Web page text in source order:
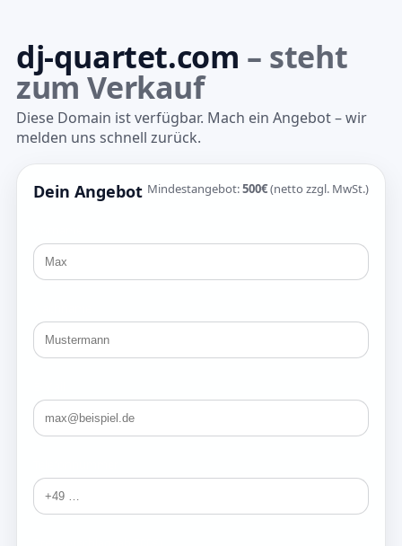
dj-quartet.com – steht
zum Verkauf
Diese Domain ist verfügbar. Mach ein Angebot – wir
melden uns schnell zurück.
Dein Angebot Mindestangebot:500€(netto zzgl. MwSt.)